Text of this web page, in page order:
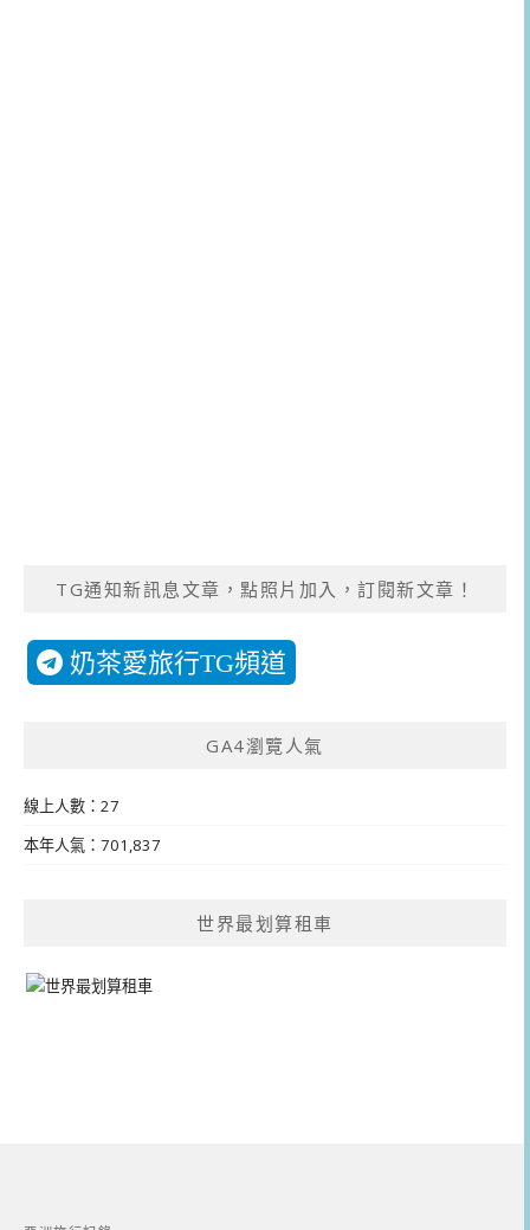
TG通知新訊息文章，點照片加入，訂閱新文章！
奶茶愛旅行TG頻道
GA4瀏覽人氣
線上人數：27
本年人氣：701,837
世界最划算租車